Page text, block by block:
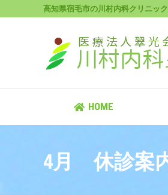
高知県宿毛市の川村内科クリニッ
HOME
4月 休診案